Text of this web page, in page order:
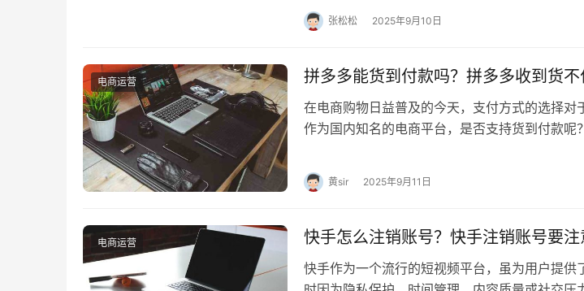
用，也能通过填写历史资料或好友辅助验证…
张松松 2025年9月10日
电商运营 拼多多能货到付款吗？拼多多收到货不
在电商购物日益普及的今天，支付方式的选择对
作为国内知名的电商平台，是否支持货到付款呢
黄sir 2025年9月11日
电商运营 快手怎么注销账号？快手注销账号要注
快手作为一个流行的短视频平台，虽为用户提供